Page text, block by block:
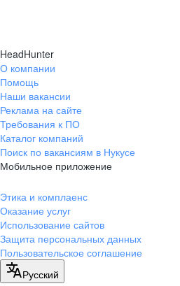
HeadHunter
О компании
Помощь
Наши вакансии
Реклама на сайте
Требования к ПО
Каталог компаний
Поиск по вакансиям в Нукусе
Мобильное приложение
Этика и комплаенс
Оказание услуг
Использование сайтов
Защита персональных данных
Пользовательское соглашение
Русский